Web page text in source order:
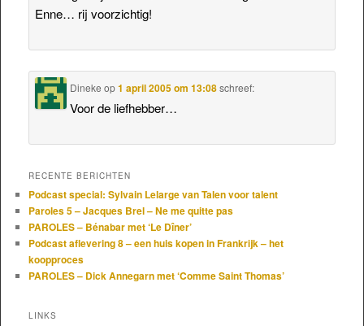
Enne… rij voorzichtig!
Dineke op1 april 2005 om 13:08 schreef:
Voor de liefhebber…
RECENTE BERICHTEN
Podcast special: Sylvain Lelarge van Talen voor talent
Paroles 5 – Jacques Brel – Ne me quitte pas
PAROLES – Bénabar met ‘Le Dîner’
Podcast aflevering 8 – een huis kopen in Frankrijk – het
koopproces
PAROLES – Dick Annegarn met ‘Comme Saint Thomas’
LINKS